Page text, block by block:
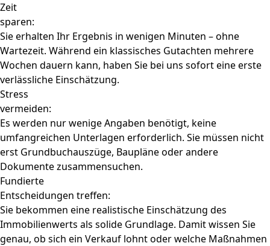
Zeit
sparen:
Sie erhalten Ihr Ergebnis in wenigen Minuten – ohne
Wartezeit. Während ein klassisches Gutachten mehrere
Wochen dauern kann, haben Sie bei uns sofort eine erste
verlässliche Einschätzung.
Stress
vermeiden:
Es werden nur wenige Angaben benötigt, keine
umfangreichen Unterlagen erforderlich. Sie müssen nicht
erst Grundbuchauszüge, Baupläne oder andere
Dokumente zusammensuchen.
Fundierte
Entscheidungen treffen:
Sie bekommen eine realistische Einschätzung des
Immobilienwerts als solide Grundlage. Damit wissen Sie
genau, ob sich ein Verkauf lohnt oder welche Maßnahmen